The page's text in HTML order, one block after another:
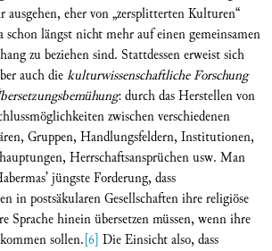
eher von „zersplitterten Kulturen“
längst nicht mehr auf einen gemeinsamen
zu beziehen sind. Stattdessen erweist sich
auch diekulturwissenschaftliche Forschung
: durch das Herstellen von
zwischen verschiedenen
Gruppen, Handlungsfeldern, Institutionen,
Herrschaftsansprüchen usw. Man
jüngste Forderung, dass
in postsäkularen Gesellschaften ihre religiöse
Sprache hinein übersetzen müssen, wenn ihre
sollen.[6] Die Einsicht also, dass